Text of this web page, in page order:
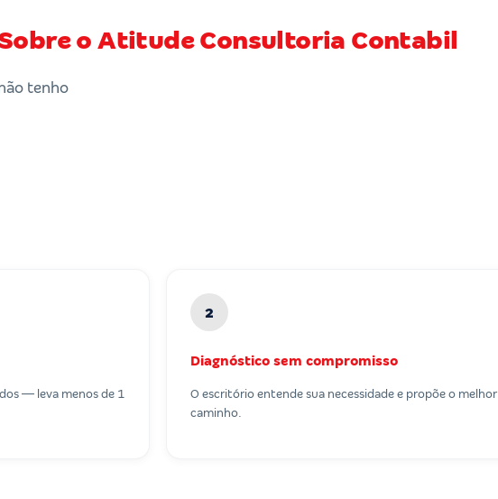
o Atitude Consultoria Contabil
tenho
— leva menos de 1
2
Diagnóstico sem compromisso
O escritório entende sua necessidade e propõe o melhor
caminho.